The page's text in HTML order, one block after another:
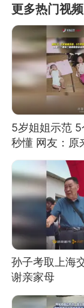
更多热门视频
5岁姐姐示范
秒懂 网友：原
快乐长这样
孙子考取上海
谢亲家母